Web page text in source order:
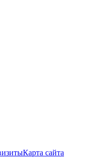
Карта сайта